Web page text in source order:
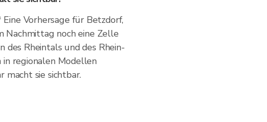
Vorhersage für Betzdorf,
Nachmittag noch eine Zelle
des Rheintals und des Rhein-
in regionalen Modellen
macht sie sichtbar.